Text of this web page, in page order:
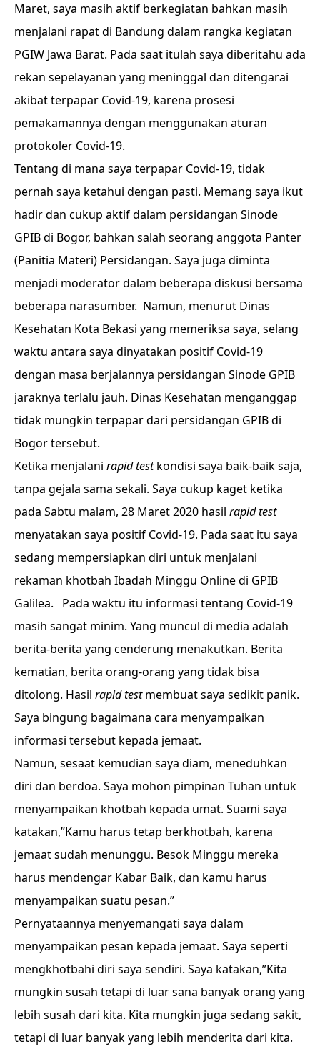
Maret, saya masih aktif berkegiatan bahkan masih
menjalani rapat di Bandung dalam rangka kegiatan
PGIW Jawa Barat. Pada saat itulah saya diberitahu ada
rekan sepelayanan yang meninggal dan ditengarai
akibat terpapar Covid-19, karena prosesi
pemakamannya dengan menggunakan aturan
protokoler Covid-19.
Tentang di mana saya terpapar Covid-19, tidak
pernah saya ketahui dengan pasti. Memang saya ikut
hadir dan cukup aktif dalam persidangan Sinode
GPIB di Bogor, bahkan salah seorang anggota Panter
(Panitia Materi) Persidangan. Saya juga diminta
menjadi moderator dalam beberapa diskusi bersama
beberapa narasumber. Namun, menurut Dinas
Kesehatan Kota Bekasi yang memeriksa saya, selang
waktu antara saya dinyatakan positif Covid-19
dengan masa berjalannya persidangan Sinode GPIB
jaraknya terlalu jauh. Dinas Kesehatan menganggap
tidak mungkin terpapar dari persidangan GPIB di
Bogor tersebut.
Ketika menjalani rapid testkondisi saya baik-baik saja,
tanpa gejala sama sekali. Saya cukup kaget ketika
pada Sabtu malam, 28 Maret 2020 hasil rapid test
menyatakan saya positif Covid-19. Pada saat itu saya
sedang mempersiapkan diri untuk menjalani
rekaman khotbah Ibadah Minggu Online di GPIB
Galilea. Pada waktu itu informasi tentang Covid-19
masih sangat minim. Yang muncul di media adalah
berita-berita yang cenderung menakutkan. Berita
kematian, berita orang-orang yang tidak bisa
ditolong. Hasil rapid testmembuat saya sedikit panik.
Saya bingung bagaimana cara menyampaikan
informasi tersebut kepada jemaat.
Namun, sesaat kemudian saya diam, meneduhkan
diri dan berdoa. Saya mohon pimpinan Tuhan untuk
menyampaikan khotbah kepada umat. Suami saya
katakan,”Kamu harus tetap berkhotbah, karena
jemaat sudah menunggu. Besok Minggu mereka
harus mendengar Kabar Baik, dan kamu harus
menyampaikan suatu pesan.”
Pernyataannya menyemangati saya dalam
menyampaikan pesan kepada jemaat. Saya seperti
mengkhotbahi diri saya sendiri. Saya katakan,”Kita
mungkin susah tetapi di luar sana banyak orang yang
lebih susah dari kita. Kita mungkin juga sedang sakit,
tetapi di luar banyak yang lebih menderita dari kita.